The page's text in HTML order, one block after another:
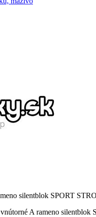
silentblok SPORT